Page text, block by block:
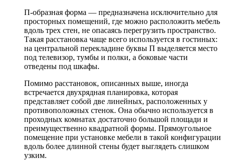
П-образная форма — предназначена исключительно для
просторных помещений, где можно расположить мебель
вдоль трех стен, не опасаясь перегрузить пространство.
Такая расстановка чаще всего используется в гостиных:
на центральной перекладине буквы П выделяется место
под телевизор, тумбы и полки, а боковые части
отведены под шкафы.
Помимо расстановок, описанных выше, иногда
встречается двухрядная планировка, которая
представляет собой две линейных, расположенных у
противоположных стенок. Она обычно используется в
проходных комнатах достаточно большой площади и
преимущественно квадратной формы. Прямоугольное
помещение при установке мебели в такой конфигурации
вдоль более длинной стены будет выглядеть слишком
узким.